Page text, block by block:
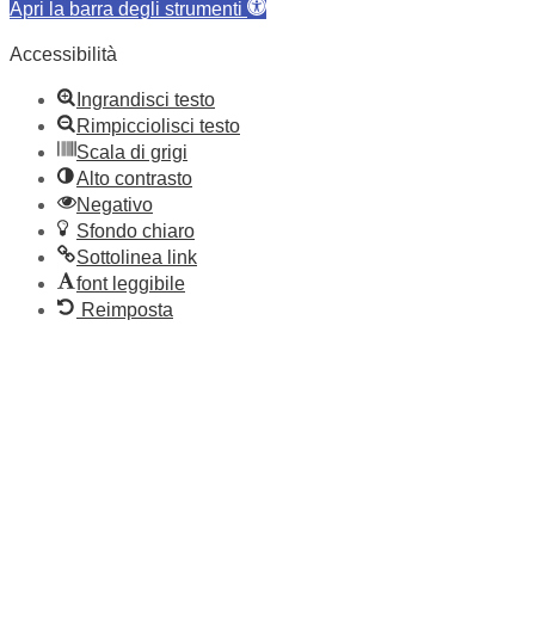
Apri la barra degli strumenti
Accessibilità
Ingrandisci testo
Rimpicciolisci testo
Scala di grigi
Alto contrasto
Negativo
Sfondo chiaro
Sottolinea link
font leggibile
Reimposta